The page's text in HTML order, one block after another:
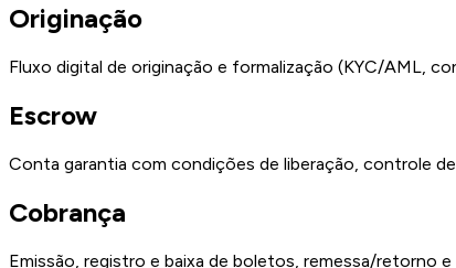
Originação
Fluxo digital de originação e formalização (KYC/AML,
Escrow
Conta garantia com condições de liberação, controle
Cobrança
Emissão, registro e baixa de boletos, remessa/retorno